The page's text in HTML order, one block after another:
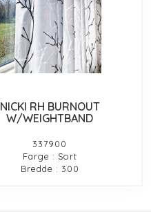
NICKI RH BURNOUT
W/WEIGHTBAND
337900
Farge : Sort
Bredde : 300